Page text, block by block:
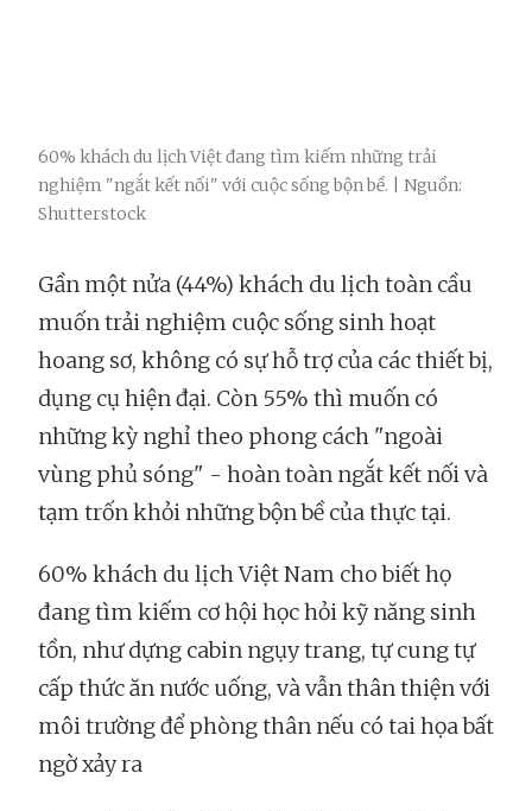
60% khách du lịch Việt đang tìm kiếm những trải
nghiệm "ngắt kết nối" với cuộc sống bộn bề. | Nguồn:
Shutterstock
Gần một nửa (44%) khách du lịch toàn cầu
muốn trải nghiệm cuộc sống sinh hoạt
hoang sơ, không có sự hỗ trợ của các thiết bị,
dụng cụ hiện đại. Còn 55% thì muốn có
những kỳ nghỉ theo phong cách "ngoài
vùng phủ sóng" - hoàn toàn ngắt kết nối và
tạm trốn khỏi những bộn bề của thực tại.
60% khách du lịch Việt Nam cho biết họ
đang tìm kiếm cơ hội học hỏi kỹ năng sinh
tồn, như dựng cabin ngụy trang, tự cung tự
cấp thức ăn nước uống, và vẫn thân thiện với
môi trường để phòng thân nếu có tai họa bất
ngờ xảy ra